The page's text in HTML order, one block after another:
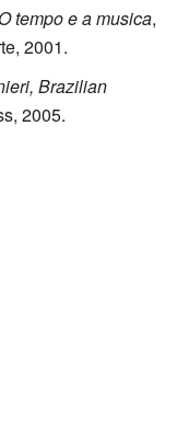
tempo e a musica,
2001.
Brazilian
2005.